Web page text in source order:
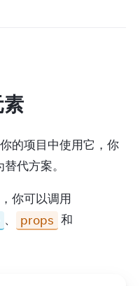
的项目中使用它，你
代方案。
、 props